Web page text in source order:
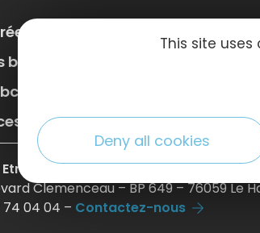
brochures
Etretat Normandie Tourisme
Clemenceau – BP 649 – 76059 Le
74 04 04 – Contactez-nous
This site
Deny all cookies